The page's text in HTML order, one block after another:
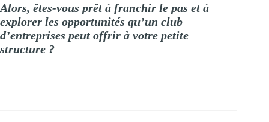
Alors, êtes-vous prêt à franchir le pas et à
explorer les opportunités qu’un club
d’entreprises peut offrir à votre petite
structure ?